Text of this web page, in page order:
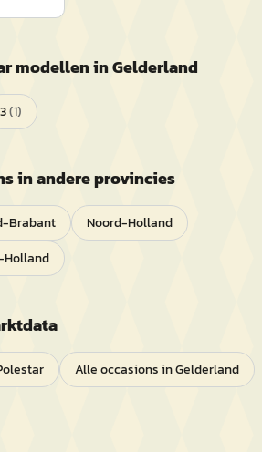
modellen inGelderland
3(1)
in andere provincies
Brabant
Noord-Holland
Alle occasions inGelderland